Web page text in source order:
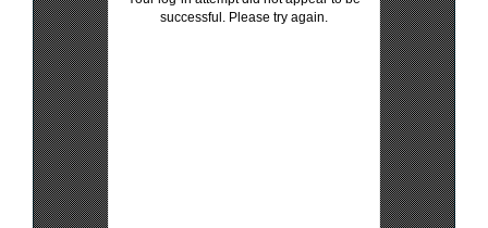
successful. Please try again.